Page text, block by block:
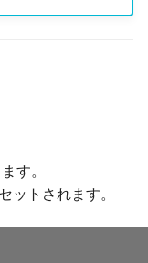
す。
ットされます。